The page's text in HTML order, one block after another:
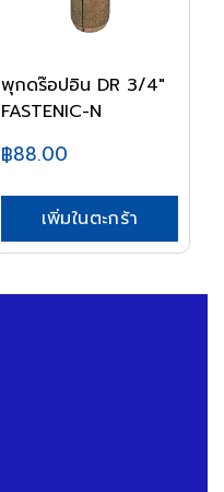
พุกดร๊อปอิน DR 3/4"
FASTENIC-N
฿88.00
เพิ่มในตะกร้า